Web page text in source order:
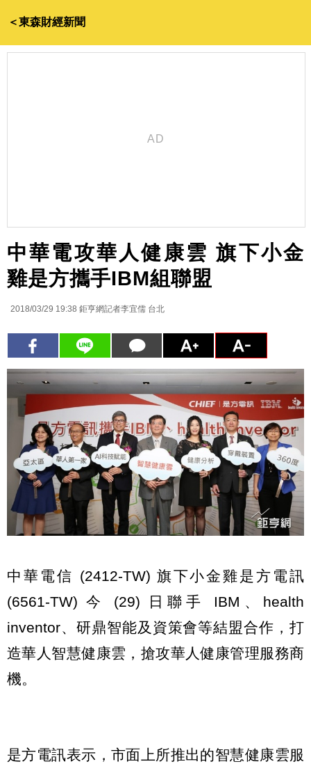
＜東森財經新聞
中華電攻華人健康雲 旗下小金
雞是方攜手IBM組聯盟
2018/03/29 19:38 鉅亨網記者李宜儒 台北
中華電信 (2412-TW) 旗下小金雞是方電訊
(6561-TW) 今 (29) 日聯手 IBM、health
inventor、研鼎智能及資策會等結盟合作，打
造華人智慧健康雲，搶攻華人健康管理服務商
機。
是方電訊表示，市面上所推出的智慧健康雲服